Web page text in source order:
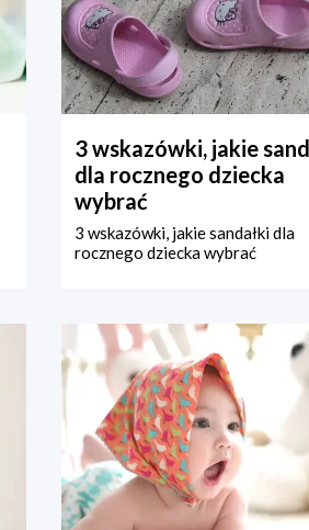
3 wskazówki, jakie
dla rocznego dziecka
wybrać
3 wskazówki, jakie sandałki dla
rocznego dziecka wybrać